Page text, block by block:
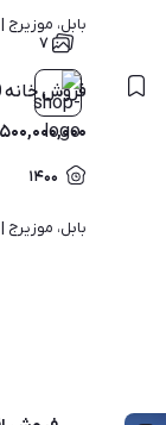
بابل، موزیرج |
۷
فروش خانه 80 متر در موزیرج ارشاد زوج
۱۴۰۰
بابل، موزیرج |